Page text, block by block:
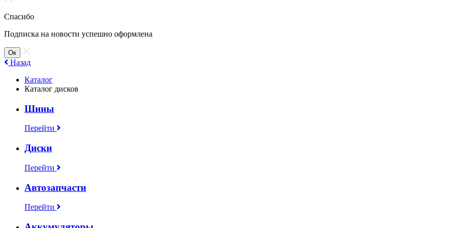
Спасибо
Подписка на новости успешно оформлена
Ок
Назад
Каталог
Каталог дисков
Шины
Перейти
Диски
Перейти
Автозапчасти
Перейти